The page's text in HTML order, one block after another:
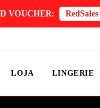
VOUCHER: RedSales
LOJA LINGERIE